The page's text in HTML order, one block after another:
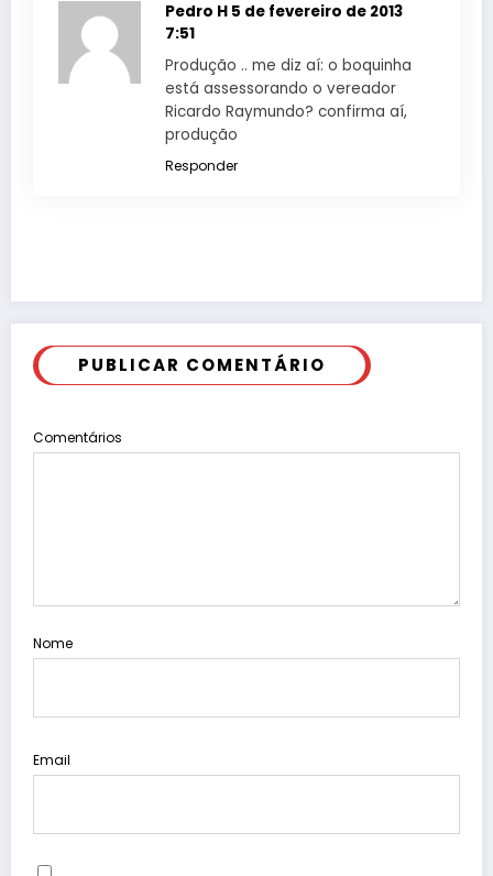
Pedro H 5 de fevereiro de 2013
7:51
Produção .. me diz aí: o boquinha
está assessorando o vereador
Ricardo Raymundo? confirma aí,
produção
Responder
PUBLICAR COMENTÁRIO
Comentários
Nome
Email